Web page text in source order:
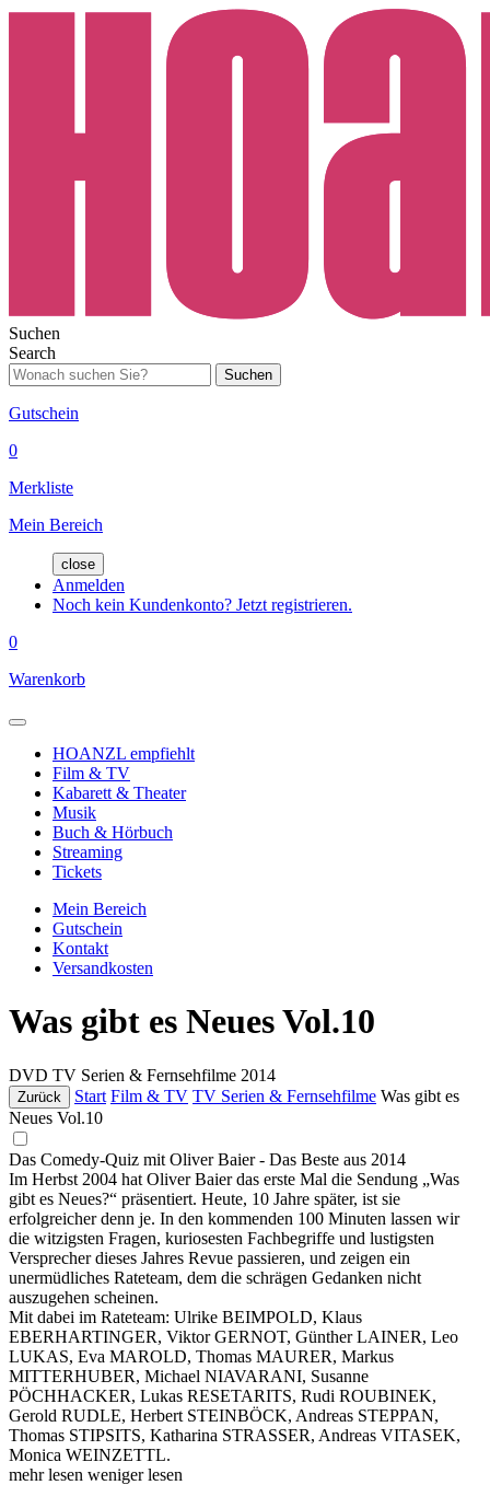
Suchen
Search
Suchen
Gutschein
0
Merkliste
Mein Bereich
close
Anmelden
Noch kein Kundenkonto? Jetzt registrieren.
0
Warenkorb
HOANZL empfiehlt
Film & TV
Kabarett & Theater
Musik
Buch & Hörbuch
Streaming
Tickets
Mein Bereich
Gutschein
Kontakt
Versandkosten
Was gibt es Neues Vol.10
DVD TV Serien & Fernsehfilme 2014
Zurück Start Film & TV TV Serien & Fernsehfilme Was gibt es
Neues Vol.10
Das Comedy-Quiz mit Oliver Baier - Das Beste aus 2014
Im Herbst 2004 hat Oliver Baier das erste Mal die Sendung „Was
gibt es Neues?“ präsentiert. Heute, 10 Jahre später, ist sie
erfolgreicher denn je. In den kommenden 100 Minuten lassen wir
die witzigsten Fragen, kuriosesten Fachbegriffe und lustigsten
Versprecher dieses Jahres Revue passieren, und zeigen ein
unermüdliches Rateteam, dem die schrägen Gedanken nicht
auszugehen scheinen.
Mit dabei im Rateteam: Ulrike BEIMPOLD, Klaus
EBERHARTINGER, Viktor GERNOT, Günther LAINER, Leo
LUKAS, Eva MAROLD, Thomas MAURER, Markus
MITTERHUBER, Michael NIAVARANI, Susanne
PÖCHHACKER, Lukas RESETARITS, Rudi ROUBINEK,
Gerold RUDLE, Herbert STEINBÖCK, Andreas STEPPAN,
Thomas STIPSITS, Katharina STRASSER, Andreas VITASEK,
Monica WEINZETTL.
mehr lesen weniger lesen